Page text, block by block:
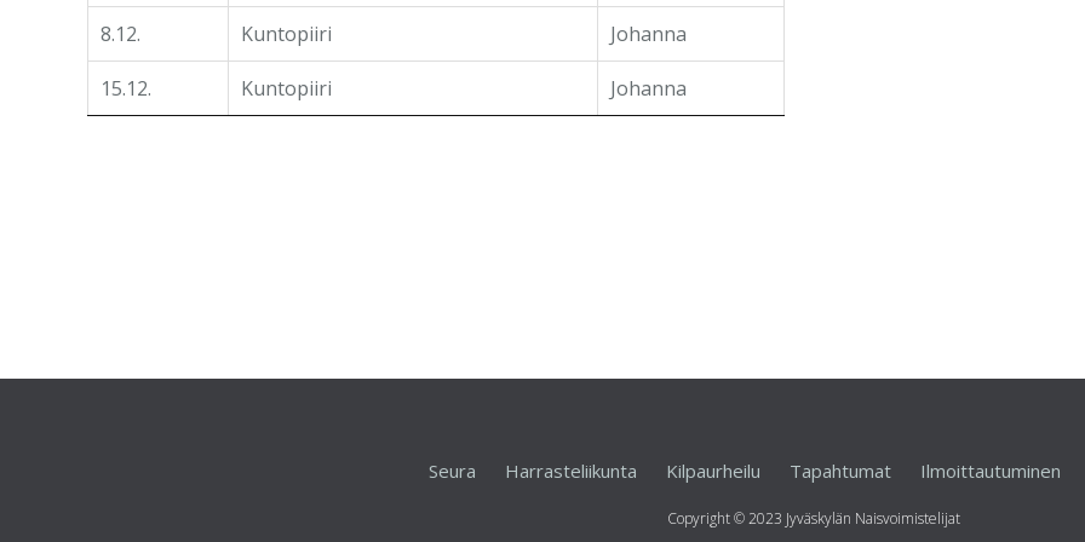
8.12. Kuntopiiri Johanna
15.12. Kuntopiiri Johanna
Seura Harrasteliikunta Kilpaurheilu Tapahtumat Ilmoittautuminen
Copyright © 2023 Jyväskylän Naisvoimistelijat